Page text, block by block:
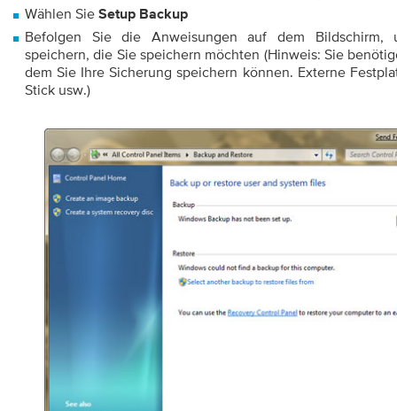
Wählen Sie Setup Backup
Befolgen Sie die Anweisungen auf dem
speichern, die Sie speichern möchten (Hinweis: Sie
dem Sie Ihre Sicherung speichern können. Externe
Stick usw.)